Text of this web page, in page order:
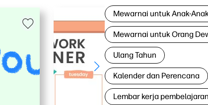
Mewarnai untuk Anak-
Mewarnai untuk Orang
Ulang Tahun
Kalender dan Perencana
Lembar kerja pembelajaran